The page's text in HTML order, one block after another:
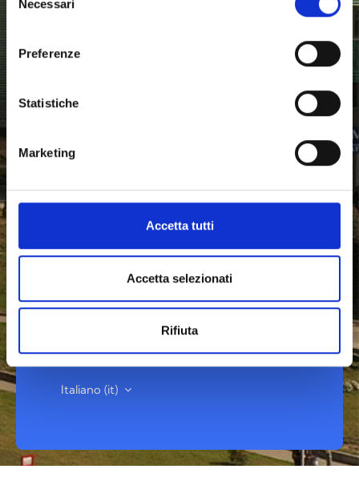
del
consenso
Necessari
Preferenze
Statistiche
Marketing
Accetta tutti
Accetta selezionati
Rifiuta
sezione ‘
Per resettare la password è necessario utilizzare
swordDimenticata.do
la nuova password sarà
privata che lo studente avrà indicato sul
portale studente ESSE3
Informativa cookie
Italiano ‎(it)‎